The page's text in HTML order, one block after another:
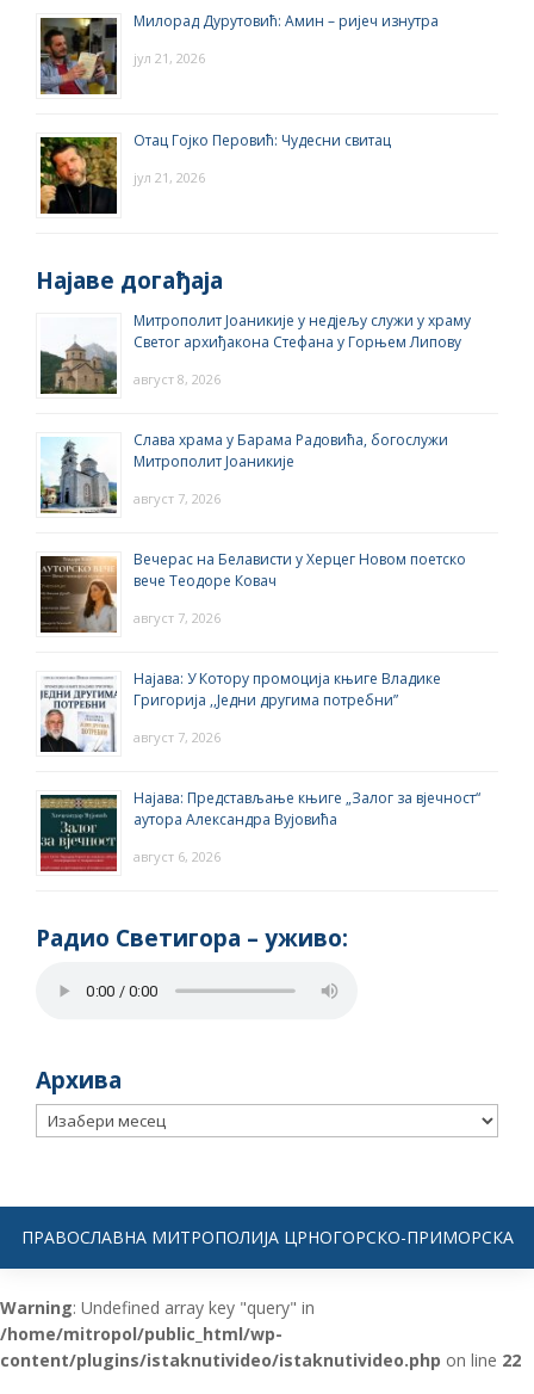
Милорад Дурутовић: Амин – ријеч изнутра
јул 21, 2026
Отац Гојко Перовић: Чудесни свитац
јул 21, 2026
Најаве догађаја
Митрополит Јоаникије у недјељу служи у храму
Светог архиђакона Стефана у Горњем Липову
август 8, 2026
Слава храма у Барама Радовића, богослужи
Митрополит Јоаникије
август 7, 2026
Вечерас на Белависти у Херцег Новом поетско
вече Теодоре Ковач
август 7, 2026
Најава: У Котору промоција књиге Владике
Григорија ,,Једни другима потребни”
август 7, 2026
Најава: Представљање књиге „Залог за вјечност“
аутора Александра Вујовића
август 6, 2026
Радио Светигора – yживо:
Архива
Архива
ПРАВОСЛАВНА МИТРОПОЛИЈА ЦРНОГОРСКО-ПРИМОРСКА
Warning: Undefined array key "query" in
/home/mitropol/public_html/wp-
content/plugins/istaknutivideo/istaknutivideo.php on line 22